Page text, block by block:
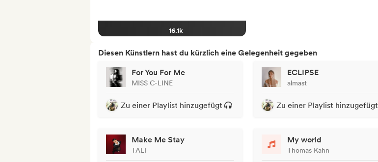
16.1k
Diesen Künstlern hast du kürzlich eine Gelegenheit gegeben
For You For Me
MISS C-LINE
Zu einer Playlist hinzugefügt
ECLIPSE
almast
Zu einer Playlist hinzugefügt
Make Me Stay
TALI
My world
Thomas Kahn